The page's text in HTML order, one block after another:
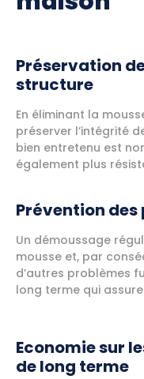
Préservation
structure
En éliminant la
préserver l’intégrité
bien entretenu est
également plus
Prévention
Un démoussage
mousse et, par
d’autres problèmes
long terme qui
Economie sur
de long terme